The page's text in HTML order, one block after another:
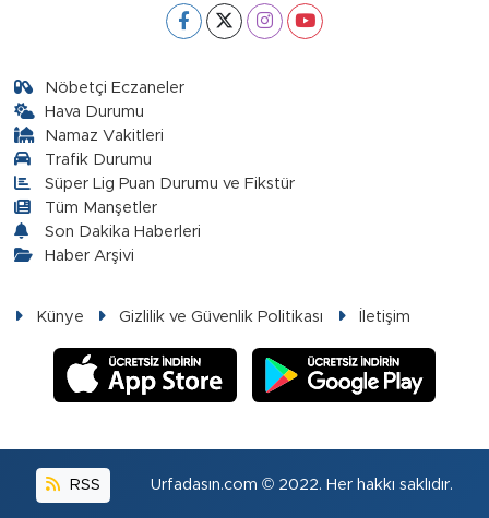
Nöbetçi Eczaneler
Hava Durumu
Namaz Vakitleri
Trafik Durumu
Süper Lig Puan Durumu ve Fikstür
Tüm Manşetler
Son Dakika Haberleri
Haber Arşivi
Künye Gizlilik ve Güvenlik Politikası İletişim
RSS Urfadasın.com © 2022. Her hakkı saklıdır.